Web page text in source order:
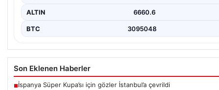
ALTIN 6660.6
BTC 3095048
Son Eklenen Haberler
■İspanya Süper Kupa’sı için gözler İstanbul’a çevrildi